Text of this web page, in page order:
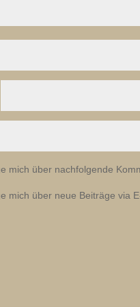
mich über nachfolgende
mich über neue Beiträge via